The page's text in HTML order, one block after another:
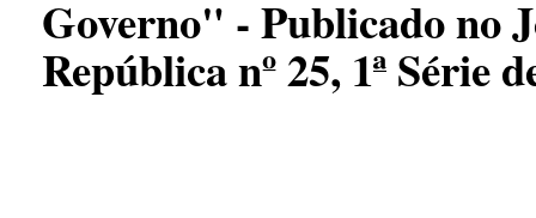
Governo" - Publicado no
República nº 25, 1ª Série